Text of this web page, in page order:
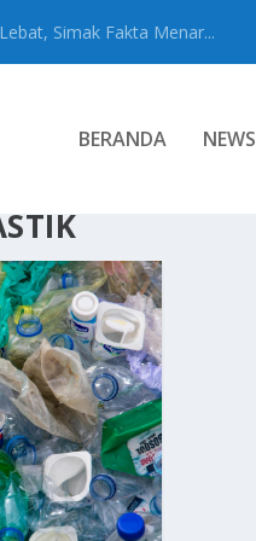
Simak Fakta Menar...
BERANDA NEWS